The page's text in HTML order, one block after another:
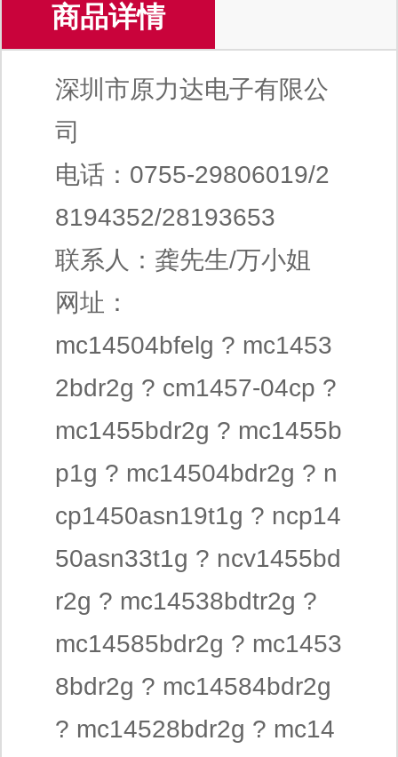
商品详情
深圳市原力达电子有限公
司
电话：0755-29806019/2
8194352/28193653
联系人：龚先生/万小姐
网址：
mc14504bfelg ? mc1453
2bdr2g ? cm1457-04cp ?
mc1455bdr2g ? mc1455b
p1g ? mc14504bdr2g ? n
cp1450asn19t1g ? ncp14
50asn33t1g ? ncv1455bd
r2g ? mc14538bdtr2g ?
mc14585bdr2g ? mc1453
8bdr2g ? mc14584bdr2g
? mc14528bdr2g ? mc14